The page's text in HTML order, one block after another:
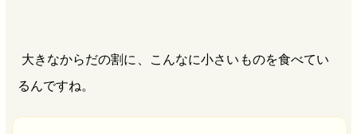
大きなからだの割に、こんなに小さいものを食べてい
るんですね。